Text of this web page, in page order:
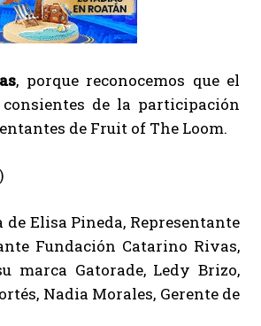
, porque reconocemos que el
de la participación
de Fruit of The Loom.
Elisa Pineda, Representante
Fundación Catarino Rivas,
marca Gatorade, Ledy Brizo,
Nadia Morales, Gerente de